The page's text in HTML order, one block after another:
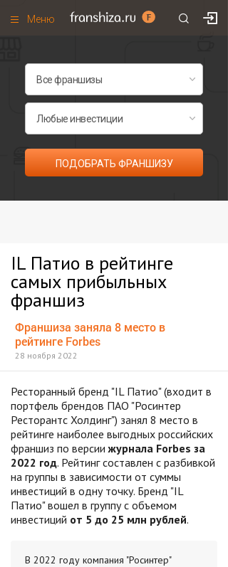
Меню
Франшизы по категориям
Рейтинг франшиз
Все франшизы списком
ПОДОБРАТЬ ФРАНШИЗУ
IL Патио в рейтинге
самых прибыльных
франшиз
Франшиза заняла 8 место в
рейтинге Forbes
28 ноября 2022
Ресторанный бренд "IL Патио" (входит в
портфель брендов ПАО "Росинтер
Ресторантс Холдинг") занял 8 место в
рейтинге наиболее выгодных российских
франшиз по версиижурнала Forbes за
2022 год. Рейтинг составлен с разбивкой
на группы в зависимости от суммы
инвестиций в одну точку. Бренд "IL
Патио" вошел в группу с объемом
инвестиций от 5 до 25 млн рублей.
В 2022 году компания "Росинтер"